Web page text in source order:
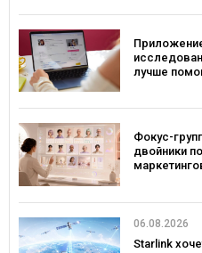
лучше
Фокус-
двойники
06.08.2026
Starlink